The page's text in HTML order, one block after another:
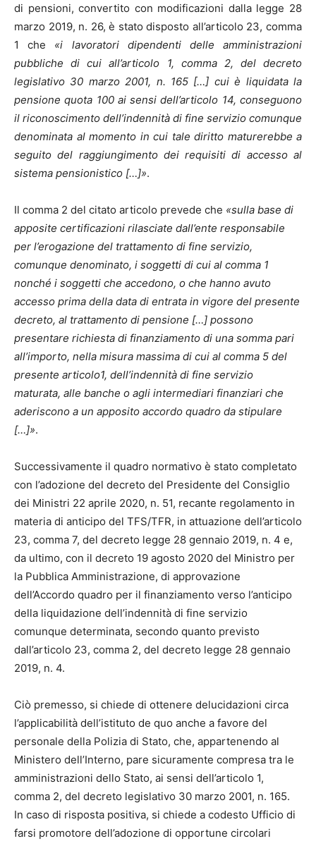
di pensioni, convertito con modificazioni dalla legge 28
marzo 2019, n. 26, è stato disposto all’articolo 23, comma
1 che «i lavoratori dipendenti delle amministrazioni
pubbliche di cui all’articolo 1, comma 2, del decreto
legislativo 30 marzo 2001, n. 165 […] cui è liquidata la
pensione quota 100 ai sensi dell’articolo 14, conseguono
il riconoscimento dell’indennità di fine servizio comunque
denominata al momento in cui tale diritto maturerebbe a
seguito del raggiungimento dei requisiti di accesso al
sistema pensionistico […]».
Il comma 2 del citato articolo prevede che «sulla base di
apposite certificazioni rilasciate dall’ente responsabile
per l’erogazione del trattamento di fine servizio,
comunque denominato, i soggetti di cui al comma 1
nonché i soggetti che accedono, o che hanno avuto
accesso prima della data di entrata in vigore del presente
decreto, al trattamento di pensione […] possono
presentare richiesta di finanziamento di una somma pari
all’importo, nella misura massima di cui al comma 5 del
presente articolo1, dell’indennità di fine servizio
maturata, alle banche o agli intermediari finanziari che
aderiscono a un apposito accordo quadro da stipulare
[…]».
Successivamente il quadro normativo è stato completato
con l’adozione del decreto del Presidente del Consiglio
dei Ministri 22 aprile 2020, n. 51, recante regolamento in
materia di anticipo del TFS/TFR, in attuazione dell’articolo
23, comma 7, del decreto legge 28 gennaio 2019, n. 4 e,
da ultimo, con il decreto 19 agosto 2020 del Ministro per
la Pubblica Amministrazione, di approvazione
dell’Accordo quadro per il finanziamento verso l’anticipo
della liquidazione dell’indennità di fine servizio
comunque determinata, secondo quanto previsto
dall’articolo 23, comma 2, del decreto legge 28 gennaio
2019, n. 4.
Ciò premesso, si chiede di ottenere delucidazioni circa
l’applicabilità dell’istituto de quo anche a favore del
personale della Polizia di Stato, che, appartenendo al
Ministero dell’Interno, pare sicuramente compresa tra le
amministrazioni dello Stato, ai sensi dell’articolo 1,
comma 2, del decreto legislativo 30 marzo 2001, n. 165.
In caso di risposta positiva, si chiede a codesto Ufficio di
farsi promotore dell’adozione di opportune circolari